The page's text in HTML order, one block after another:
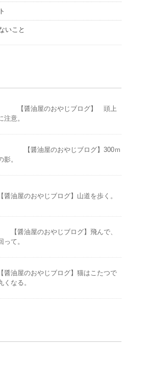
いこと
【醤油屋のおやじブログ】 頭上
注意。
【醤油屋のおやじブログ】300ｍ
影。
【醤油屋のおやじブログ】山道を歩く。
【醤油屋のおやじブログ】飛んで、
って。
【醤油屋のおやじブログ】猫はこたつで
くなる。